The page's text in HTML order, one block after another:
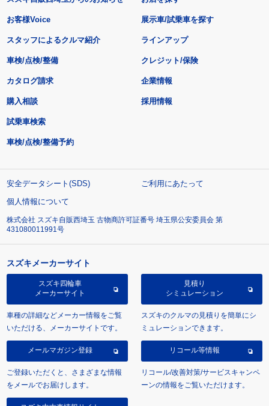
お客様Voice
スタッフによるクルマ紹介
展示車/試乗車を探す
ラインアップ
車検/点検/整備 クレジット/保険
カタログ請求
購入相談
試乗車検索
車検/点検/整備予約
企業情報
採用情報
安全データシート(SDS)
ご利用にあたって
個人情報について
株式会社 スズキ自販西埼玉 古物商許可証番号 埼玉県公安委員会 第
431080011991号
スズキメーカーサイト
スズキ四輪車
メーカーサイト
車種の詳細などメーカー情報をご覧
いただける、メーカーサイトです。
見積り
シミュレーション
スズキのクルマの見積りを簡単にシ
ミュレーションできます。
メールマガジン登録
ご登録いただくと、さまざまな情報
をメールでお届けします。
リコール等情報
リコール/改善対策/サービスキャンペ
ーンの情報をご覧いただけます。